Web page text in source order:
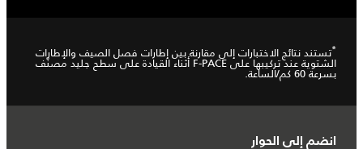
*تستند نتائج الاختبارات إلى مقارنة بين إطارات فصل الصيف والإطارات
الشتوية عند تركيبها على F-PACE أثناء القيادة على سطح جليد مصنّف
بسرعة 60 كم/الساعة.
انضم إلى الحوار